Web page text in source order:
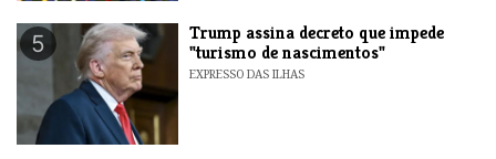
5
Trump assina decreto que impede
"turismo de nascimentos"
EXPRESSO DAS ILHAS